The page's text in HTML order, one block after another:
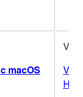
macOS